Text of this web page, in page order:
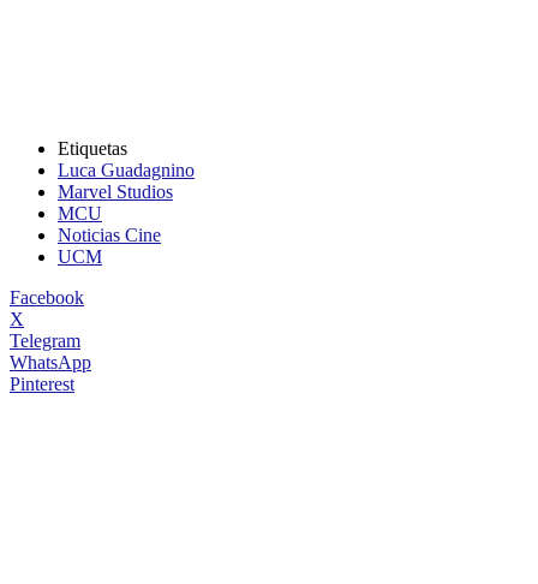
Etiquetas
Luca Guadagnino
Marvel Studios
MCU
Noticias Cine
UCM
Facebook
X
Telegram
WhatsApp
Pinterest